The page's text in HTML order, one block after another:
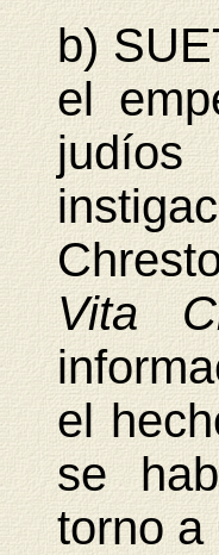
b)
el
judíos
Vita
el
se
torno a